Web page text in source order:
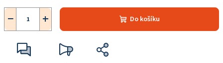
+
− Do košíku